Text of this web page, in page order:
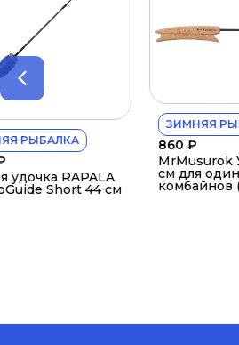
см
ЗИМНЯЯ РЫБАЛКА
860
MrMusurok Удочка 39
см для одиночек или
комбайнов (пробка)